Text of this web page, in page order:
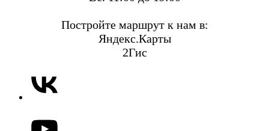
Постройте маршрут к нам в:
Яндекс.Карты
2Гис